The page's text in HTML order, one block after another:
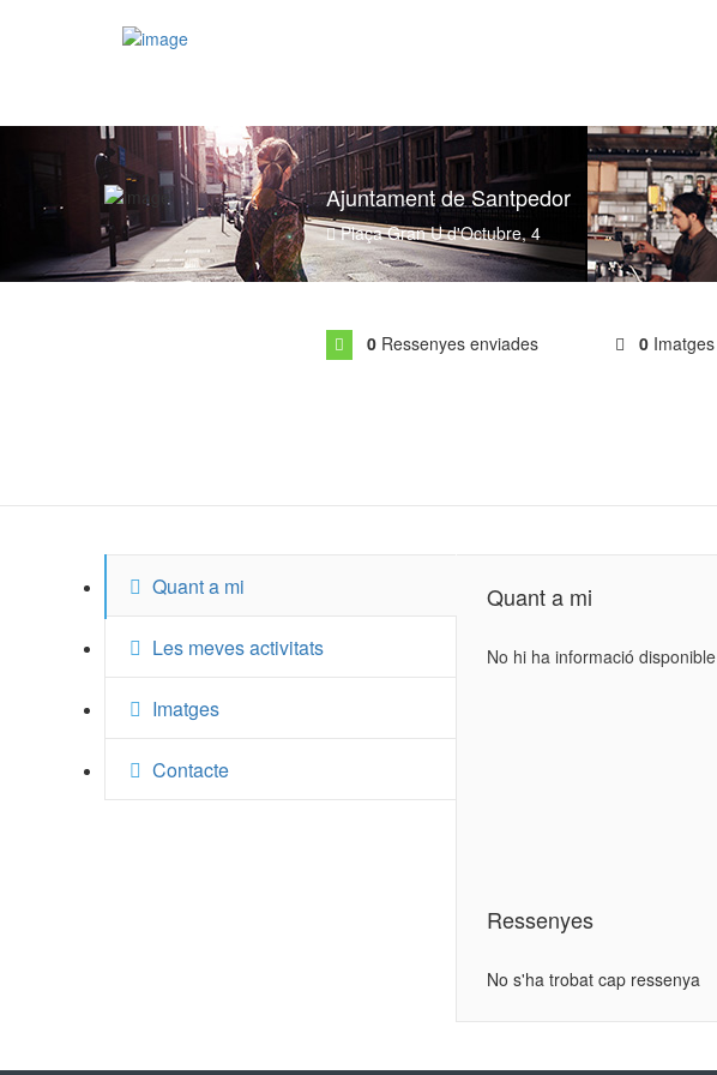
Inicia la sessió
Esdeveniments
Ajuntament de Santpedor
Plaça Gran U d'Octubre, 4
0 Ressenyes enviades 0 Imatges
Quant a mi
Les meves activitats
Imatges
Contacte
Quant a mi
No hi ha informació disponible
Ressenyes
No s'ha trobat cap ressenya